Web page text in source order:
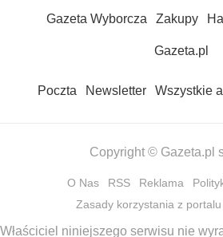
Gazeta Wyborcza Zakupy
Gazeta.pl
Poczta Newsletter Wszystkie
Copyright © Gazeta.pl
O Nas RSS Reklama
Zasady korzystania z portalu
Właściciel niniejszego serwisu nie